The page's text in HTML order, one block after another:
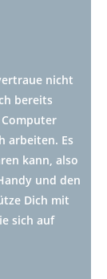
nicht
bereits
arbeiten. Es
kann, also
und den
Dich mit
sich auf